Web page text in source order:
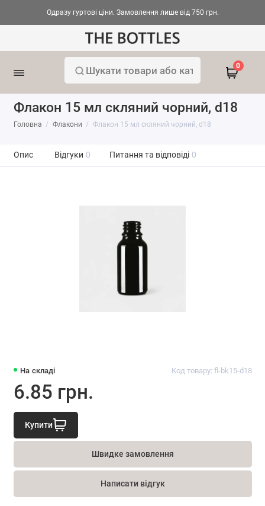
Одразу гуртові ціни. Замовлення лише від 750 грн.
0
Флакон 15 мл скляний чорний, d18
Головна Флакони Флакон 15 мл скляний чорний, d18
Опис Відгуки 0 Питання та відповіді 0
На складі Код товару: fl-bk15-d18
6.85 грн.
Купити
Швидке замовлення
Написати відгук